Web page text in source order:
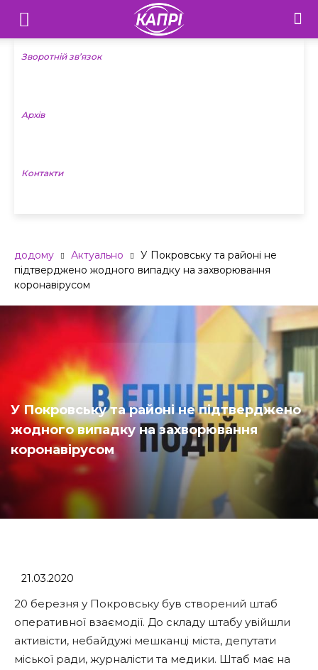
Телебачення
«Капрі»
Новини
Зворотній зв’язок
Архів
Контакти
додому Актуально
У Покровську та районі не
підтверджено жодного випадку на захворювання
коронавірусом
У Покровську та районі не підтверджено
жодного випадку на захворювання
коронавірусом
21.03.2020
20 березня у Покровську був створений штаб
оперативної взаємодії. До складу штабу увійшли
активісти, небайдужі мешканці міста, депутати
міської ради, журналісти та медики. Штаб має на